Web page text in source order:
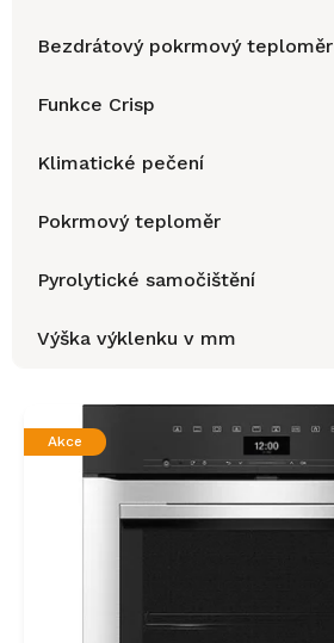
Bezdrátový pokrmový teploměr
Funkce Crisp
Klimatické pečení
Pokrmový teploměr
Pyrolytické samočištění
Výška výklenku v mm
p
Akce